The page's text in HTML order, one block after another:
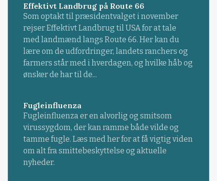
Effektivt Landbrug på Route 66
Som optakt til præsidentvalget i november
rejser Effektivt Landbrug til USA for at tale
med landmænd langs Route 66. Her kan du
lære om de udfordringer, landets ranchers og
farmers står med i hverdagen, og hvilke håb og
ønsker de har til de...
Fugleinfluenza
Fugleinfluenza er en alvorlig og smitsom
virussygdom, der kan ramme både vilde og
tamme fugle. Læs med her for at få vigtig viden
om alt fra smittebeskyttelse og aktuelle
nyheder.